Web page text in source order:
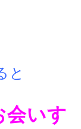
と
会いす